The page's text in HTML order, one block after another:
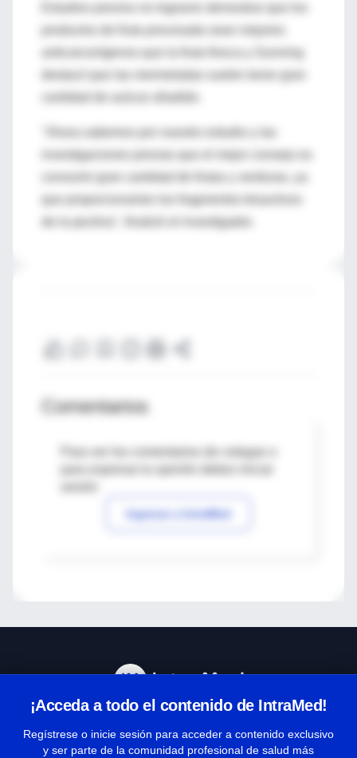
Estudios previos no lograron demostrar que los
anticancerígenos que la fruta fresca y Gunning
investigaciones previas que el mejor consejo es
que proporcionarían los fragmentos bioactivos
de la pectina", finalizó el investigador.
Comentarios
Para ver los comentarios de colegas o
Ingresar a IntraMed
¡Acceda a todo el contenido de IntraMed!
Regístrese o inicie sesión para acceder a contenido exclusivo
y ser parte de la comunidad profesional de salud más